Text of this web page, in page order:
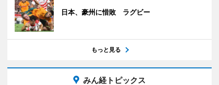
日本、豪州に惜敗 ラグビー
もっと見る
みん経トピックス